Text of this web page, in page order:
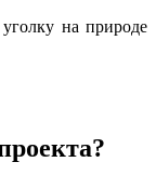
на природе